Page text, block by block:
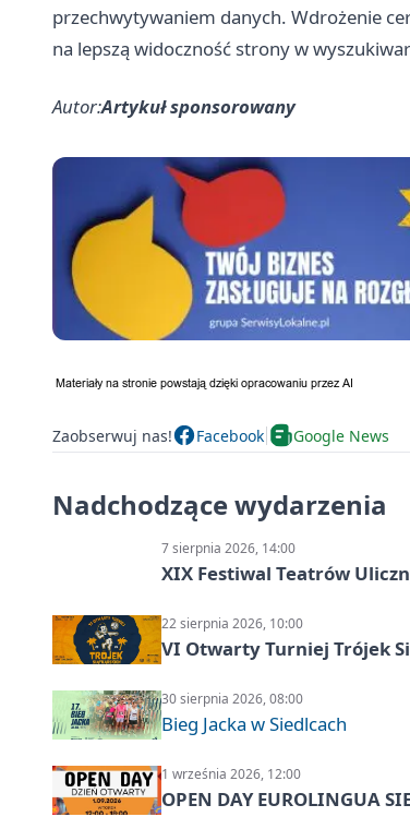
przechwytywaniem danych. Wdrożenie
na lepszą widoczność strony w
Autor:Artykuł sponsorowany
Zaobserwuj nas! Facebook Google News
Nadchodzące wydarzenia
7 sierpnia 2026, 14:00
XIX Festiwal Teatrów
22 sierpnia 2026, 10:00
VI Otwarty Turniej Trójek
30 sierpnia 2026, 08:00
Bieg Jacka w Siedlcach
1 września 2026, 12:00
OPEN DAY EUROLINGUA